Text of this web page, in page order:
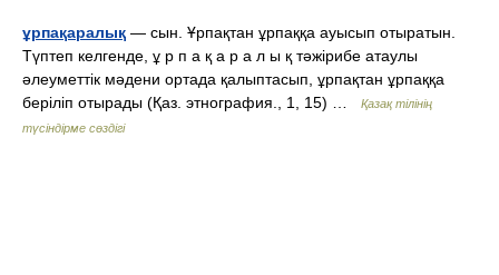
ұрпақаралық — сын. Ұрпақтан ұрпаққа ауысып отыратын.
Түптеп келгенде, ұ р п а қ а р а л ы қ тәжірибе атаулы
әлеуметтік мәдени ортада қалыптасып, ұрпақтан ұрпаққа
беріліп отырады (Қаз. этнография., 1, 15) …
Қазақ тілінің
түсіндірме сөздігі